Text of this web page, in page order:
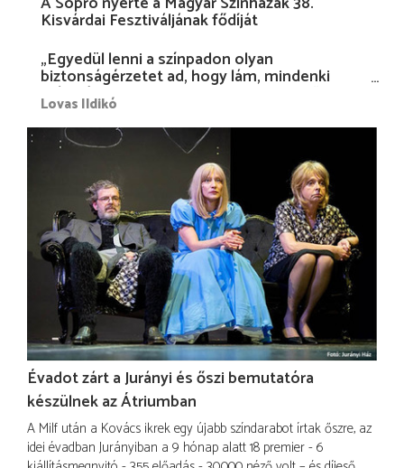
Kisvárdai Fesztiváljának fődíját
„Egyedül lenni a színpadon olyan
biztonságérzetet ad, hogy lám, mindenki
más nélkül is megvagyok magammal…”
Lovas Ildikó
Évadot zárt a Jurányi és őszi bemutatóra
készülnek az Átriumban
A Milf után a Kovács ikrek egy újabb színdarabot írtak őszre, az
idei évadban Jurányiban a 9 hónap alatt 18 premier - 6